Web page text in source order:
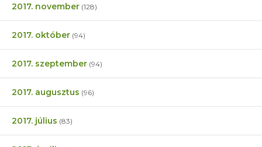
2017. november (128)
2017. október (94)
2017. szeptember (94)
2017. augusztus (96)
2017. július (83)